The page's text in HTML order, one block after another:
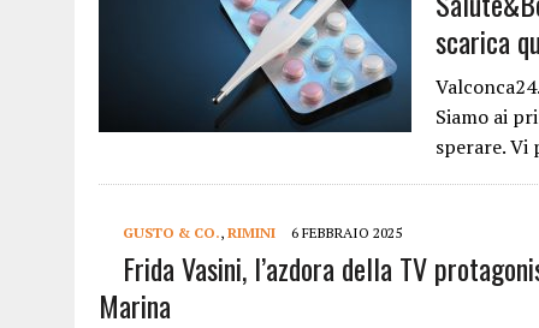
scarica
Siamo ai
sperare.
GUSTO & CO., RIMINI 6 FEBBRAIO 2025
Frida Vasini, l’azdora della TV
Marina